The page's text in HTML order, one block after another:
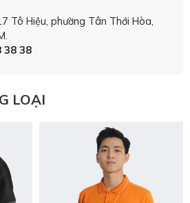
Tô Hiệu, phường Tân Thới Hòa,
38 38
LOẠI